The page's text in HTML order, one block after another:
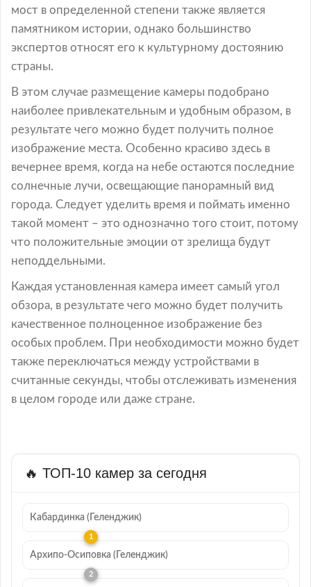
мост в определенной степени также является
памятником истории, однако большинство
экспертов относят его к культурному достоянию
страны.
В этом случае размещение камеры подобрано
наиболее привлекательным и удобным образом, в
результате чего можно будет получить полное
изображение места. Особенно красиво здесь в
вечернее время, когда на небе остаются последние
солнечные лучи, освещающие панорамный вид
города. Следует уделить время и поймать именно
такой момент – это однозначно того стоит, потому
что положительные эмоции от зрелища будут
неподдельными.
Каждая установленная камера имеет самый угол
обзора, в результате чего можно будет получить
качественное полноценное изображение без
особых проблем. При необходимости можно будет
также переключаться между устройствами в
считанные секунды, чтобы отслеживать изменения
в целом городе или даже стране.
🔥 ТОП-10 камер за сегодня
Кабардинка (Геленджик)
Архипо-Осиповка (Геленджик)